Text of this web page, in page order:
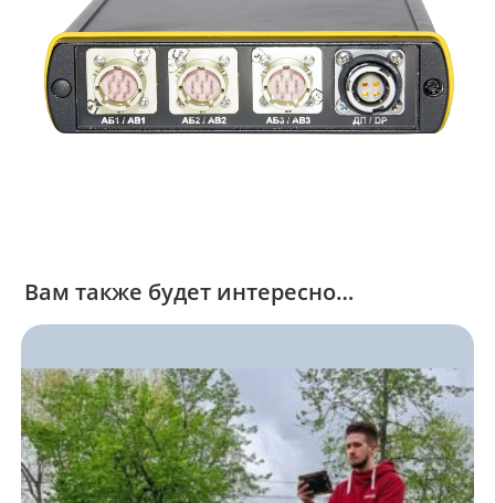
Вам также будет интересно…